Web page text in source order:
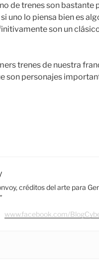
de trenes son bastante
uno lo piensa bien es
son un
trenes de nuestra
son personajes
créditos del arte para
”
www.facebook.com/